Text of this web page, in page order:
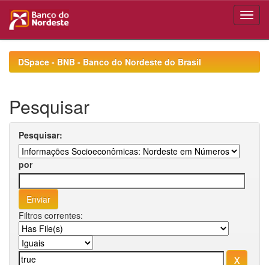
navigationDSpace - BNB - Banco do Nordeste do Brasil
Pesquisar
Pesquisar:
por
Filtros correntes: